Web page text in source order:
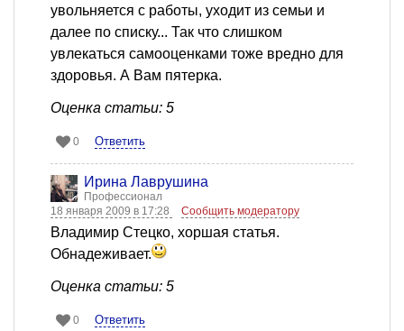
увольняется с работы, уходит из семьи и
далее по списку... Так что слишком
увлекаться самооценками тоже вредно для
здоровья. А Вам пятерка.
Оценка статьи: 5
0 Ответить
Ирина Лаврушина
Профессионал
18 января 2009 в 17:28
Сообщить модератору
Владимир Стецко, хоршая статья.
Обнадеживает.
Оценка статьи: 5
0 Ответить